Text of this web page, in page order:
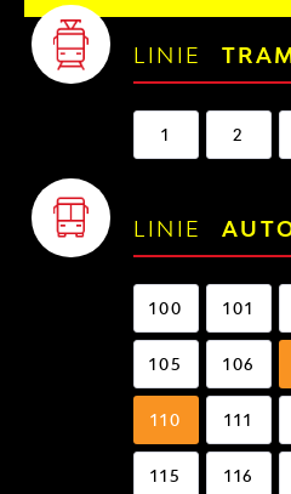
LINIE
1 2
LINIE
100 101
105 106
110 111
115 116